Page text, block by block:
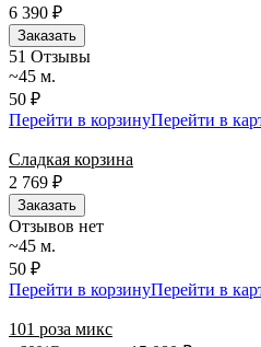
6 390 ₽
Заказать
51 Отзывы
~45 м.
50 ₽
Перейти в корзинуПерейти в
Сладкая корзина
2 769 ₽
Заказать
Отзывов нет
~45 м.
50 ₽
Перейти в корзинуПерейти в
101 роза микс